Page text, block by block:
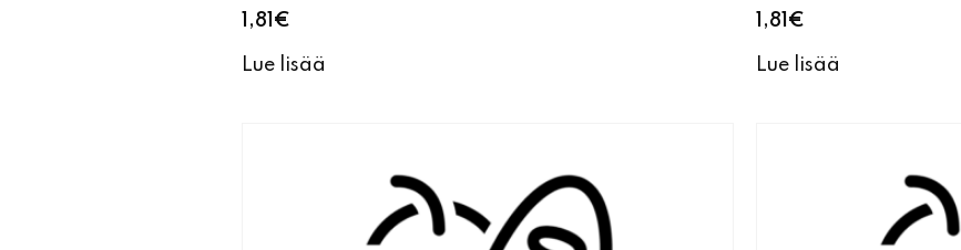
1,81 €
Lue lisää
1,81 €
Lue lisää